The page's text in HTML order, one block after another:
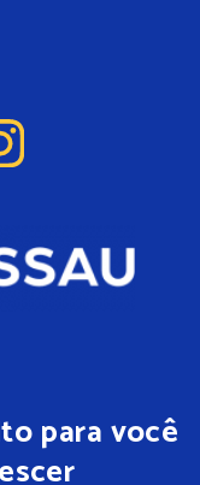
para você